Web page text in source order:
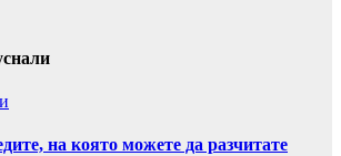
на която можете да разчитате